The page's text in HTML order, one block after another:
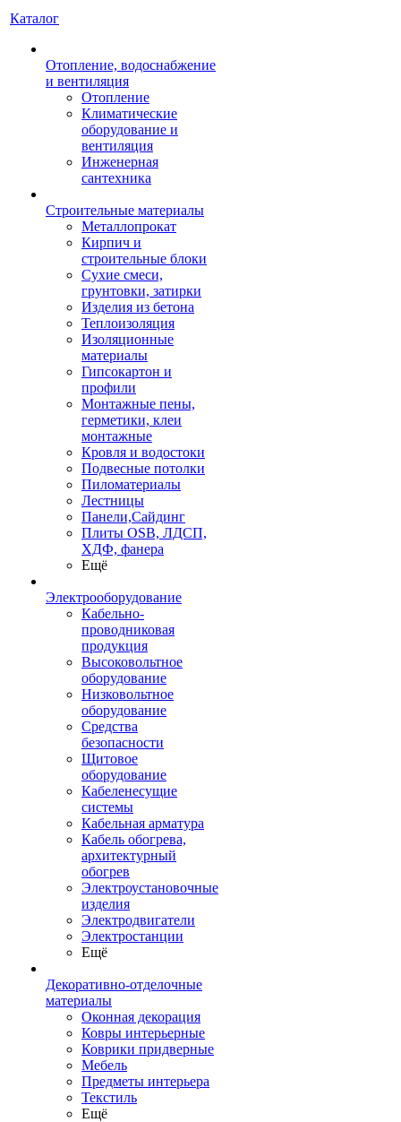
Каталог
Отопление, водоснабжение
и вентиляция
Отопление
Климатические
оборудование и
вентиляция
Инженерная
сантехника
Строительные материалы
Металлопрокат
Кирпич и
строительные блоки
Сухие смеси,
грунтовки, затирки
Изделия из бетона
Теплоизоляция
Изоляционные
материалы
Гипсокартон и
профили
Монтажные пены,
герметики, клеи
монтажные
Кровля и водостоки
Подвесные потолки
Пиломатериалы
Лестницы
Панели,Сайдинг
Плиты OSB, ЛДСП,
ХДФ, фанера
Ещё
Электрооборудование
Кабельно-
проводниковая
продукция
Высоковольтное
оборудование
Низковольтное
оборудование
Средства
безопасности
Щитовое
оборудование
Кабеленесущие
системы
Кабельная арматура
Кабель обогрева,
архитектурный
обогрев
Электроустановочные
изделия
Электродвигатели
Электростанции
Ещё
Декоративно-отделочные
материалы
Оконная декорация
Ковры интерьерные
Коврики придверные
Мебель
Предметы интерьера
Текстиль
Ещё